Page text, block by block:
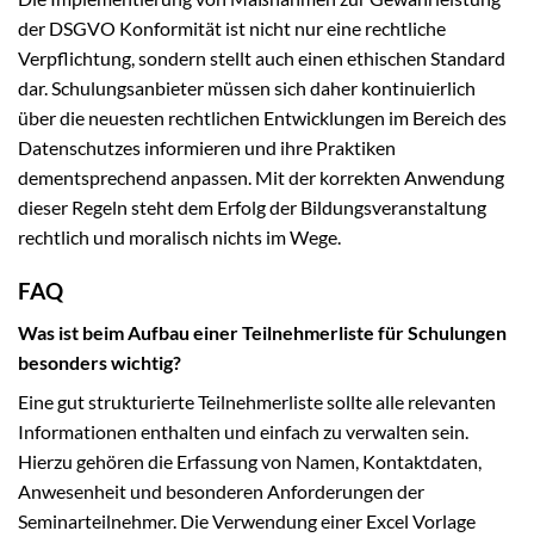
der DSGVO Konformität ist nicht nur eine rechtliche
Verpflichtung, sondern stellt auch einen ethischen Standard
dar. Schulungsanbieter müssen sich daher kontinuierlich
über die neuesten rechtlichen Entwicklungen im Bereich des
Datenschutzes informieren und ihre Praktiken
dementsprechend anpassen. Mit der korrekten Anwendung
dieser Regeln steht dem Erfolg der Bildungsveranstaltung
rechtlich und moralisch nichts im Wege.
FAQ
Was ist beim Aufbau einer Teilnehmerliste für Schulungen
besonders wichtig?
Eine gut strukturierte Teilnehmerliste sollte alle relevanten
Informationen enthalten und einfach zu verwalten sein.
Hierzu gehören die Erfassung von Namen, Kontaktdaten,
Anwesenheit und besonderen Anforderungen der
Seminarteilnehmer. Die Verwendung einer Excel Vorlage